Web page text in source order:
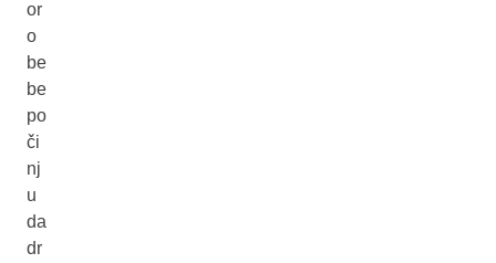
or
o
be
be
po
či
nj
u
da
dr